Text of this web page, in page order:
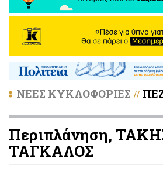
ΝΕΕΣ ΚΥΚΛΟΦΟΡΙΕΣ //
Περιπλάνηση,
ΤΑΓΚΑΛΟΣ